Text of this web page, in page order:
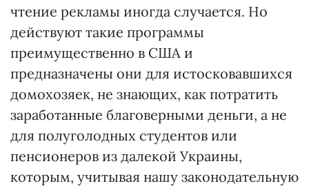
чтение рекламы иногда случается. Но
действуют такие программы
преимущественно в США и
предназначены они для истосковавшихся
домохозяек, не знающих, как потратить
заработанные благоверными деньги, а не
для полуголодных студентов или
пенсионеров из далекой Украины,
которым, учитывая нашу законодательную